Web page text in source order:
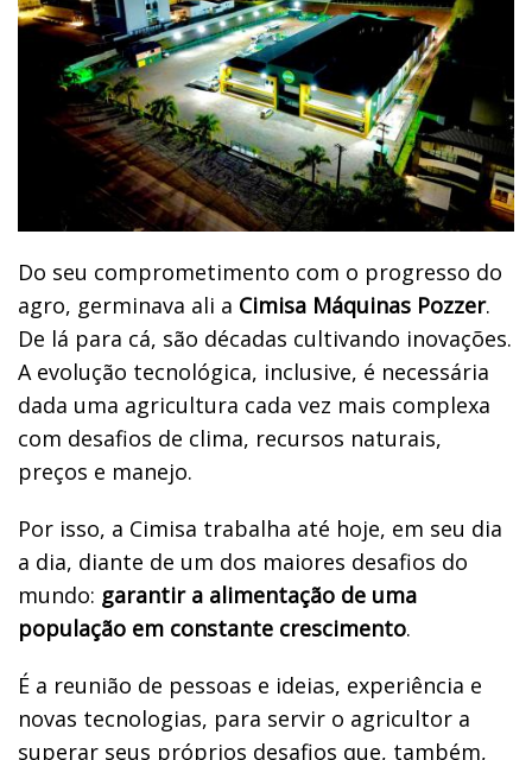
Do seu comprometimento com o progresso do
agro, germinava ali a Cimisa Máquinas Pozzer.
De lá para cá, são décadas cultivando inovações.
A evolução tecnológica, inclusive, é necessária
dada uma agricultura cada vez mais complexa
com desafios de clima, recursos naturais,
preços e manejo.
Por isso, a Cimisa trabalha até hoje, em seu dia
a dia, diante de um dos maiores desafios do
mundo: garantir a alimentação de uma
população em constante crescimento.
É a reunião de pessoas e ideias, experiência e
novas tecnologias, para servir o agricultor a
superar seus próprios desafios que, também,